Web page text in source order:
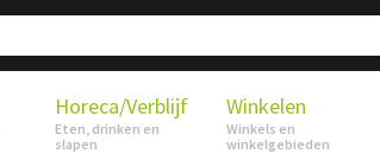
Horeca/Verblijf
Eten, drinken en
slapen
Winkelen
Winkels en
winkelgebieden